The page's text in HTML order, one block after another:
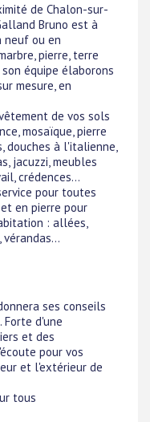
de Chalon-sur-
Bruno est à
neuf ou en
pierre, terre
équipe élaborons
mesure, en
de vos sols
mosaïque, pierre
douches à l'italienne,
jacuzzi, meubles
crédences...
pour toutes
en pierre pour
: allées,
ses conseils
d'une
et des
pour vos
et l'extérieur de
tous